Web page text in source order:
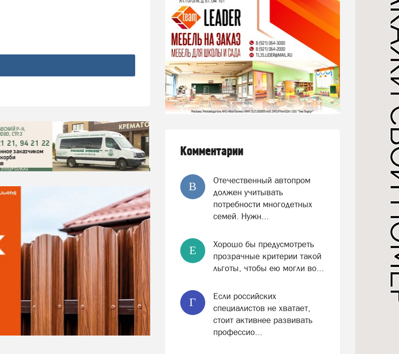
Комментарии
В
Отечественный автопром
должен учитывать
потребности многодетных
семей. Нужн...
Е
Хорошо бы предусмотреть
прозрачные критерии такой
льготы, чтобы ею могли во...
Г
Если российских
специалистов не хватает,
стоит активнее развивать
профессио...